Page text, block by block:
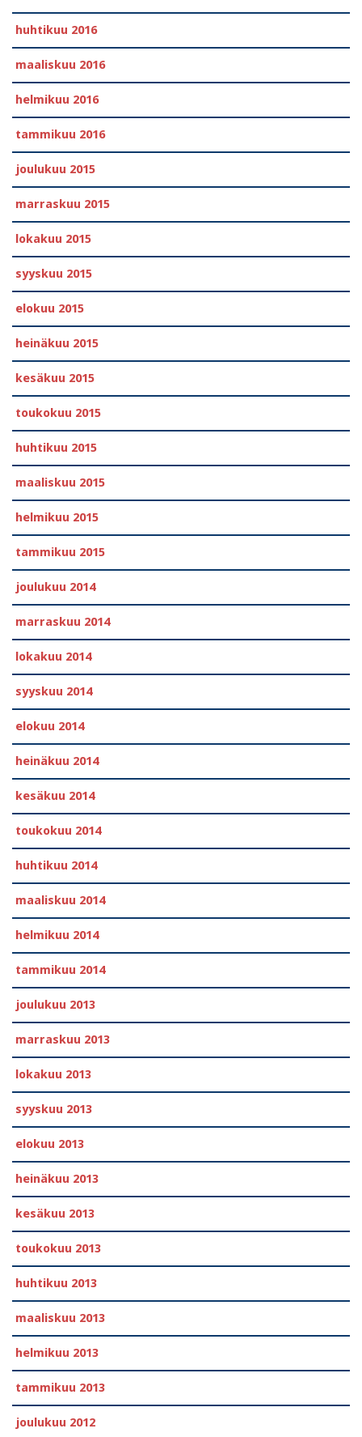
huhtikuu 2016
maaliskuu 2016
helmikuu 2016
tammikuu 2016
joulukuu 2015
marraskuu 2015
lokakuu 2015
syyskuu 2015
elokuu 2015
heinäkuu 2015
kesäkuu 2015
toukokuu 2015
huhtikuu 2015
maaliskuu 2015
helmikuu 2015
tammikuu 2015
joulukuu 2014
marraskuu 2014
lokakuu 2014
syyskuu 2014
elokuu 2014
heinäkuu 2014
kesäkuu 2014
toukokuu 2014
huhtikuu 2014
maaliskuu 2014
helmikuu 2014
tammikuu 2014
joulukuu 2013
marraskuu 2013
lokakuu 2013
syyskuu 2013
elokuu 2013
heinäkuu 2013
kesäkuu 2013
toukokuu 2013
huhtikuu 2013
maaliskuu 2013
helmikuu 2013
tammikuu 2013
joulukuu 2012